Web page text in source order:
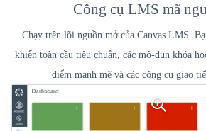
Công cụ LMS mã
Chạy trên lõi nguồn mở của Canvas LMS.
khiển toàn cầu tiêu chuẩn, các mô-đun khóa
điểm mạnh mẽ và các công cụ giao